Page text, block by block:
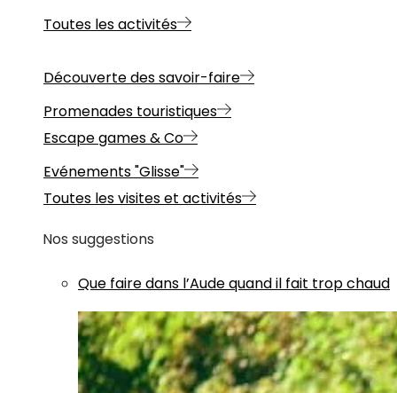
Toutes les activités
Découverte des savoir-faire
Promenades touristiques
Escape games & Co
Evénements "Glisse"
Toutes les visites et activités
Nos suggestions
Que faire dans l’Aude quand il fait trop chaud